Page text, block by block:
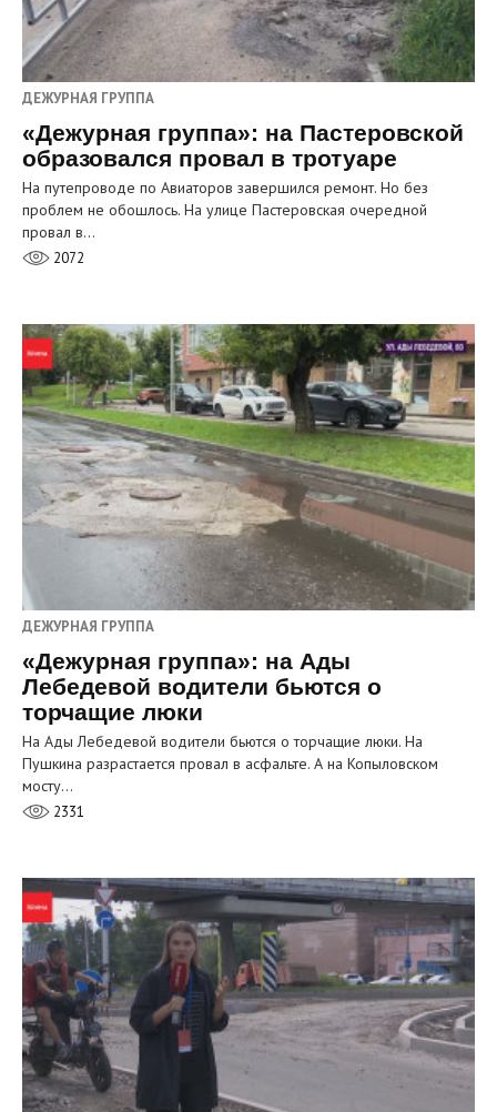
ДЕЖУРНАЯ ГРУППА
«Дежурная группа»: на Пастеровской
образовался провал в тротуаре
На путепроводе по Авиаторов завершился ремонт. Но без
проблем не обошлось. На улице Пастеровская очередной
провал в…
2072
ДЕЖУРНАЯ ГРУППА
«Дежурная группа»: на Ады
Лебедевой водители бьются о
торчащие люки
На Ады Лебедевой водители бьются о торчащие люки. На
Пушкина разрастается провал в асфальте. А на Копыловском
мосту…
2331